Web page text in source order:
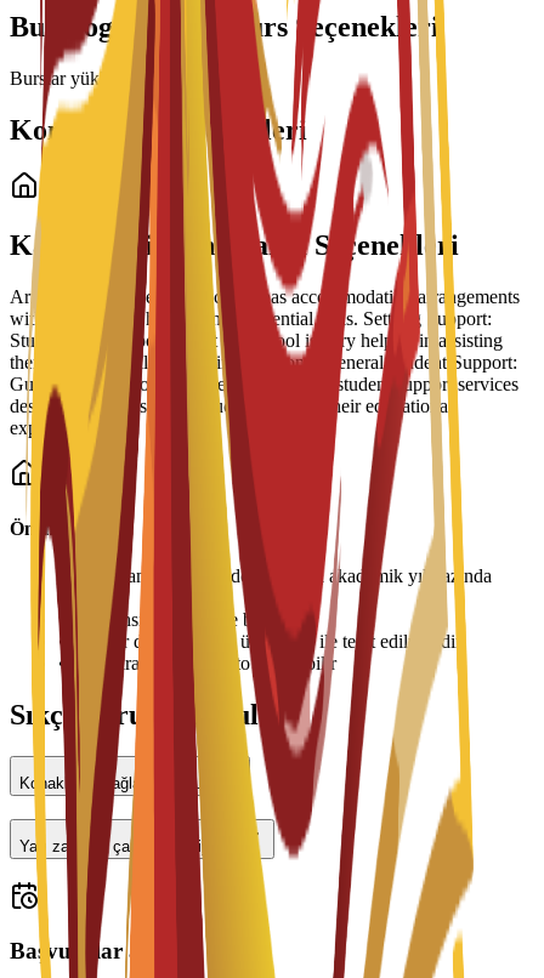
Bu Program İçin Burs Seçenekleri
Burslar yükleniyor...
Konaklama Seçenekleri
Öğrenci Konaklama
Kampüs İçi Konaklama Seçenekleri
Arrangement Types: The school has accommodation arrangements
with a number of hostels and residential halls. Settling Support:
Students have reported that the school is very helpful in assisting
them to settle well into life in Barcelona. General Student Support:
Guidance is part of a broader suite of 24/7 student support services
designed to help students succeed during their educational
experience.
Önemli Bilgiler
Konaklama ücretleri dönem veya akademik yıl bazında
ödenir
• Oda tahsisi müsaitliğe bağlıdır
• Fiyatlar değişebilir ve üniversite ile teyit edilmelidir
•
Giriş sırasında depozito gerekebilir
Sıkça Sorulan Sorular
Konaklama sağlanıyor mu?
Yarı zamanlı çalışabilir miyim?
Başvurular açık